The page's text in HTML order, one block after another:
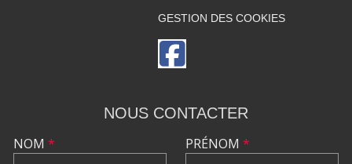
GESTION DES COOKIES
NOUS CONTACTER
NOM * PRÉNOM *